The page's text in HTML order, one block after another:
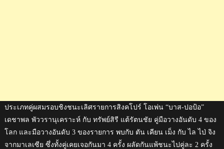
ประเภทคู่ผสมรอบชิงชนะเลิศรายการสิงคโปร์ โอเพ่น “บาส-ปอป้อ”
เดชาพล พัววรานุเคราะห์ กับ ทรัพย์สิรี แต้รัตนชัย คู่มือวางอันดับ 4 ของ
โลก และมือวางอันดับ 3 ของรายการ พบกับ ตัน เคียน เม็ง กับ ไล ไป่ จิง
จากมาเลเซีย ซึ่งทั้งคู่เคยเจอกันมา 4 ครั้ง ผลัดกันแพ้ชนะไปคู่ละ 2 ครั้ง